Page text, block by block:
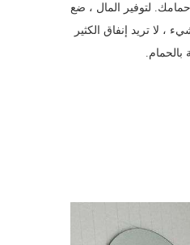
لتوفير المال ، ضع
، لا تريد إنفاق الكثير